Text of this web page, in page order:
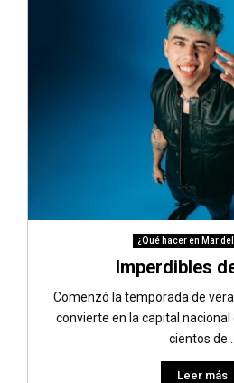
¿Qué hacer en Mar
Imperdibles
Comenzó la temporada de
convierte en la capital
cientos de...
Leer más